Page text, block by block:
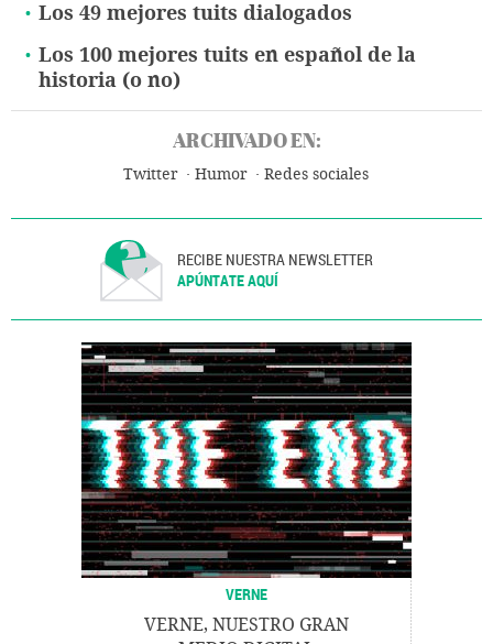
Los 49 mejores tuits dialogados
Los 100 mejores tuits en español de la
historia (o no)
ARCHIVADO EN:
Twitter Humor Redes sociales
RECIBE NUESTRA NEWSLETTER
APÚNTATE AQUÍ
VERNE
VERNE, NUESTRO GRAN